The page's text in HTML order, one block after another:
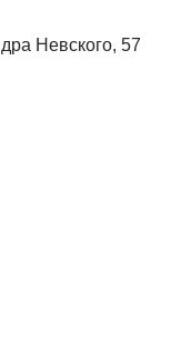
Невского, 57